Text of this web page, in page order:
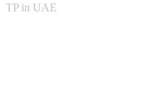
TP in UAE